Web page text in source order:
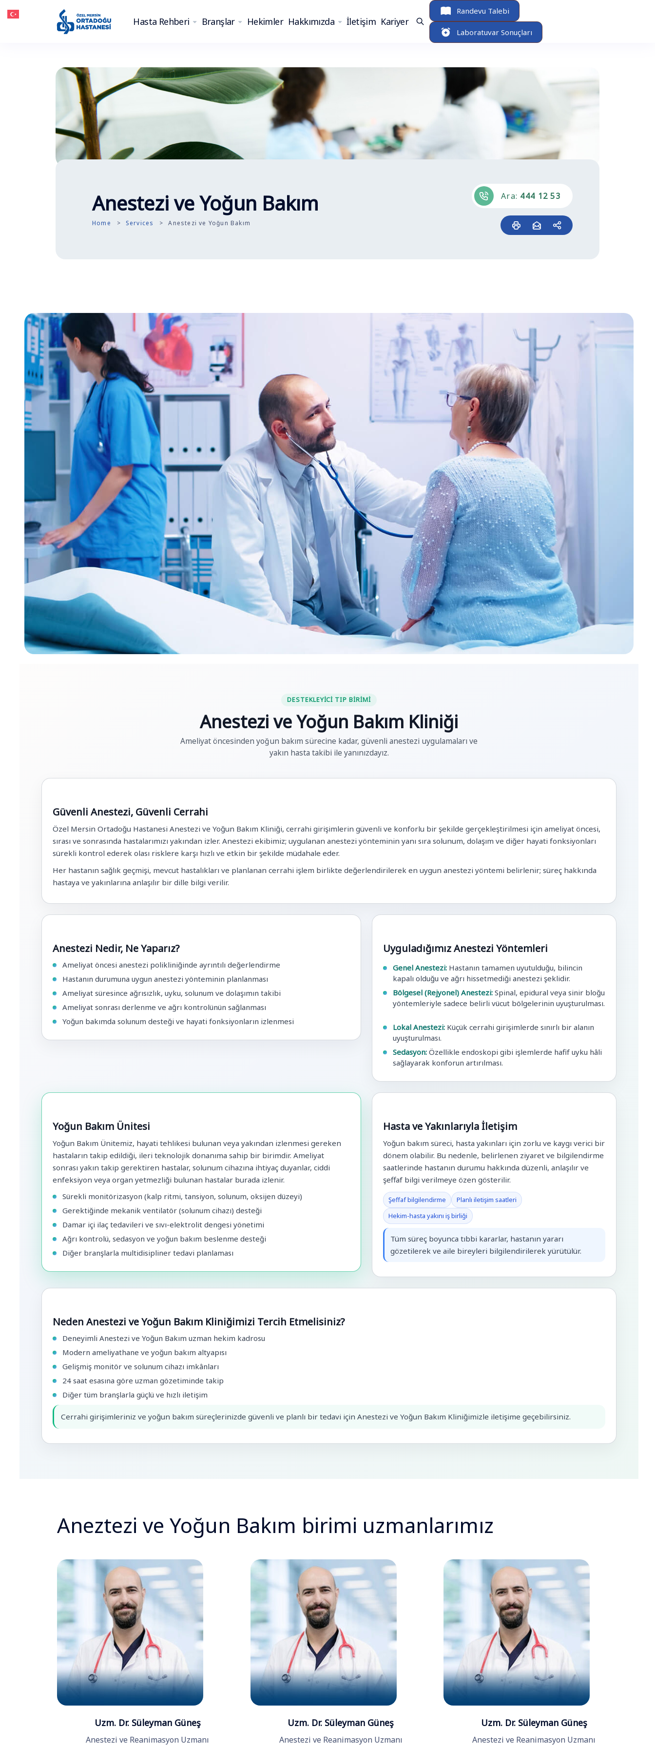
Hasta Rehberi Branşlar Hekimler Hakkımızda İletişim Kariyer
Randevu Talebi
Laboratuvar Sonuçları
Anestezi ve Yoğun Bakım
Home Services Anestezi ve Yoğun Bakım
Ara: 444 12 53
DESTEKLEYICI TIP BIRIMI
Anestezi ve Yoğun Bakım Kliniği
Ameliyat öncesinden yoğun bakım sürecine kadar, güvenli anestezi uygulamaları ve
yakın hasta takibi ile yanınızdayız.
Güvenli Anestezi, Güvenli Cerrahi
Özel Mersin Ortadoğu Hastanesi Anestezi ve Yoğun Bakım Kliniği, cerrahi girişimlerin güvenli ve konforlu bir şekilde gerçekleştirilmesi için ameliyat öncesi,
sırası ve sonrasında hastalarımızı yakından izler. Anestezi ekibimiz; uygulanan anestezi yönteminin yanı sıra solunum, dolaşım ve diğer hayati fonksiyonları
sürekli kontrol ederek olası risklere karşı hızlı ve etkin bir şekilde müdahale eder.
Her hastanın sağlık geçmişi, mevcut hastalıkları ve planlanan cerrahi işlem birlikte değerlendirilerek en uygun anestezi yöntemi belirlenir; süreç hakkında
hastaya ve yakınlarına anlaşılır bir dille bilgi verilir.
Anestezi Nedir, Ne Yaparız?
Ameliyat öncesi anestezi polikliniğinde ayrıntılı değerlendirme
Hastanın durumuna uygun anestezi yönteminin planlanması
Ameliyat süresince ağrısızlık, uyku, solunum ve dolaşımın takibi
Ameliyat sonrası derlenme ve ağrı kontrolünün sağlanması
Yoğun bakımda solunum desteği ve hayati fonksiyonların izlenmesi
Uyguladığımız Anestezi Yöntemleri
Genel Anestezi: Hastanın tamamen uyutulduğu, bilincin
kapalı olduğu ve ağrı hissetmediği anestezi şeklidir.
Bölgesel (Rejyonel) Anestezi: Spinal, epidural veya sinir bloğu
yöntemleriyle sadece belirli vücut bölgelerinin uyuşturulması.
Lokal Anestezi: Küçük cerrahi girişimlerde sınırlı bir alanın
uyuşturulması.
Sedasyon: Özellikle endoskopi gibi işlemlerde hafif uyku hâli
sağlayarak konforun artırılması.
Yoğun Bakım Ünitesi
Yoğun Bakım Ünitemiz, hayati tehlikesi bulunan veya yakından izlenmesi gereken
hastaların takip edildiği, ileri teknolojik donanıma sahip bir birimdir. Ameliyat
sonrası yakın takip gerektiren hastalar, solunum cihazına ihtiyaç duyanlar, ciddi
enfeksiyon veya organ yetmezliği bulunan hastalar burada izlenir.
Sürekli monitörizasyon (kalp ritmi, tansiyon, solunum, oksijen düzeyi)
Gerektiğinde mekanik ventilatör (solunum cihazı) desteği
Damar içi ilaç tedavileri ve sıvı-elektrolit dengesi yönetimi
Ağrı kontrolü, sedasyon ve yoğun bakım beslenme desteği
Diğer branşlarla multidisipliner tedavi planlaması
Hasta ve Yakınlarıyla İletişim
Yoğun bakım süreci, hasta yakınları için zorlu ve kaygı verici bir
dönem olabilir. Bu nedenle, belirlenen ziyaret ve bilgilendirme
saatlerinde hastanın durumu hakkında düzenli, anlaşılır ve
şeffaf bilgi verilmeye özen gösterilir.
Şeffaf bilgilendirme
Planlı iletişim saatleri
Hekim-hasta yakını iş birliği
Tüm süreç boyunca tıbbi kararlar, hastanın yararı
gözetilerek ve aile bireyleri bilgilendirilerek yürütülür.
Neden Anestezi ve Yoğun Bakım Kliniğimizi Tercih Etmelisiniz?
Deneyimli Anestezi ve Yoğun Bakım uzman hekim kadrosu
Modern ameliyathane ve yoğun bakım altyapısı
Gelişmiş monitör ve solunum cihazı imkânları
24 saat esasına göre uzman gözetiminde takip
Diğer tüm branşlarla güçlü ve hızlı iletişim
Cerrahi girişimleriniz ve yoğun bakım süreçlerinizde güvenli ve planlı bir tedavi için Anestezi ve Yoğun Bakım Kliniğimizle iletişime geçebilirsiniz.
Aneztezi ve Yoğun Bakım birimi uzmanlarımız
Uzm. Dr. Süleyman Güneş
Anestezi ve Reanimasyon Uzmanı
Uzm. Dr. Süleyman Güneş
Anestezi ve Reanimasyon Uzmanı
Uzm. Dr. Süleyman Güneş
Anestezi ve Reanimasyon Uzmanı